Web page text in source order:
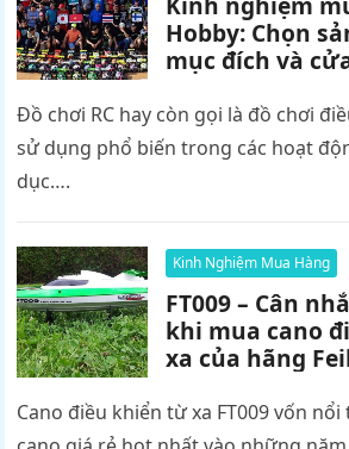
Hobby: Chọn
mục đích và
Đồ chơi RC hay còn gọi là đồ chơi
sử dụng phổ biến trong các hoạt
dục….
Kinh Nghiệm Mua Hàng
FT009 – Cân
khi mua cano
xa của hãng
Cano điều khiển từ xa FT009 vốn